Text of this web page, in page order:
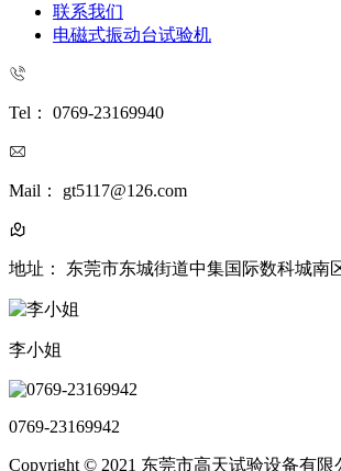
联系我们
电磁式振动台试验机
Tel： 0769-23169940
Mail： gt5117@126.com
地址： 东莞市东城街道中集国际数科城南
李小姐
0769-23169942
Copyright © 2021 东莞市高天试验设备有限